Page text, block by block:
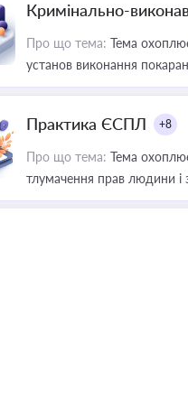
Кримінально-
Про що тема: Тема
установ виконання
Практика ЄСПЛ +8
Про що тема: Тема
тлумачення прав людини і